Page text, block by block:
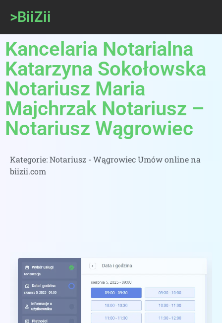
>BiiZii
Kancelaria Notarialna
Katarzyna Sokołowska
Notariusz Maria
Majchrzak Notariusz –
Notariusz Wągrowiec
Kategorie:Notariusz - Wągrowiec Umów online na
biizii.com